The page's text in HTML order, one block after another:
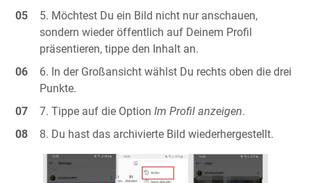
Möchtest Du ein Bild nicht nur anschauen,
sondern wieder öffentlich auf Deinem Profil
präsentieren, tippe den Inhalt an.
In der Großansicht wählst Du rechts oben die drei
Punkte.
Tippe auf die OptionIm Profil anzeigen.
Du hast das archivierte Bild wiederhergestellt.